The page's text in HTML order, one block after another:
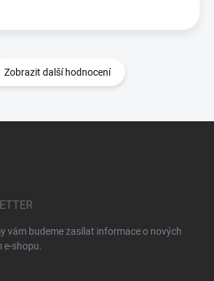
Zobrazit další hodnocení
vám budeme zasílat informace o nových
e-shopu.